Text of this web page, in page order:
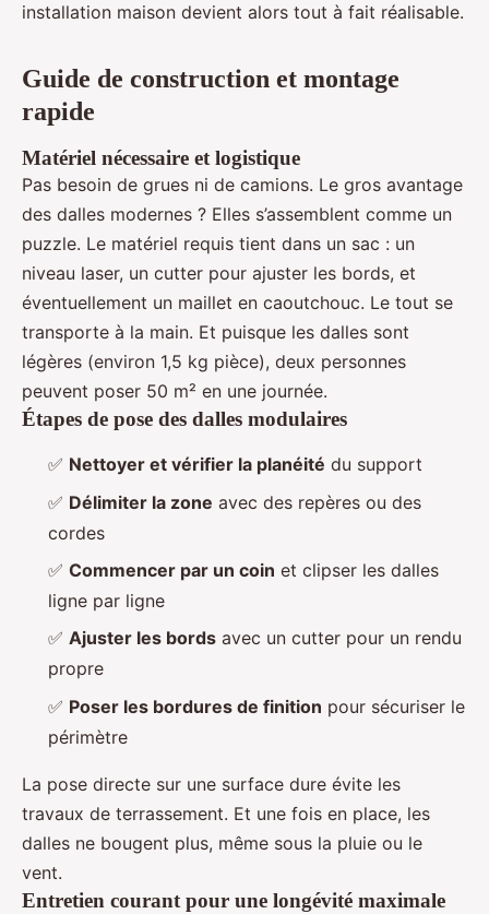
installation maison devient alors tout à fait réalisable.
Guide de construction et montage
rapide
Matériel nécessaire et logistique
Pas besoin de grues ni de camions. Le gros avantage
des dalles modernes ? Elles s’assemblent comme un
puzzle. Le matériel requis tient dans un sac : un
niveau laser, un cutter pour ajuster les bords, et
éventuellement un maillet en caoutchouc. Le tout se
transporte à la main. Et puisque les dalles sont
légères (environ 1,5 kg pièce), deux personnes
peuvent poser 50 m² en une journée.
Étapes de pose des dalles modulaires
✅ Nettoyer et vérifier la planéité du support
✅ Délimiter la zone avec des repères ou des
cordes
✅ Commencer par un coin et clipser les dalles
ligne par ligne
✅ Ajuster les bords avec un cutter pour un rendu
propre
✅ Poser les bordures de finition pour sécuriser le
périmètre
La pose directe sur une surface dure évite les
travaux de terrassement. Et une fois en place, les
dalles ne bougent plus, même sous la pluie ou le
vent.
Entretien courant pour une longévité maximale